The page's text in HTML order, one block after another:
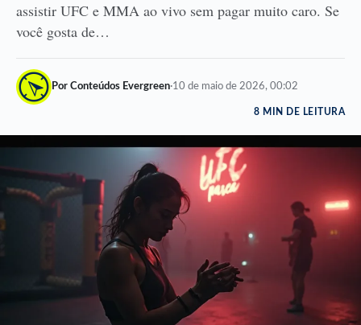
assistir UFC e MMA ao vivo sem pagar muito caro. Se
você gosta de…
Por Conteúdos Evergreen·10 de maio de 2026, 00:02
8 MIN DE LEITURA